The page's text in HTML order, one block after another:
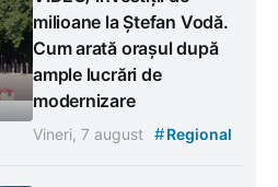
milioane la Ștefan Vodă.
Cum arată orașul după
ample lucrări de
modernizare
Vineri, 7 august #Regional